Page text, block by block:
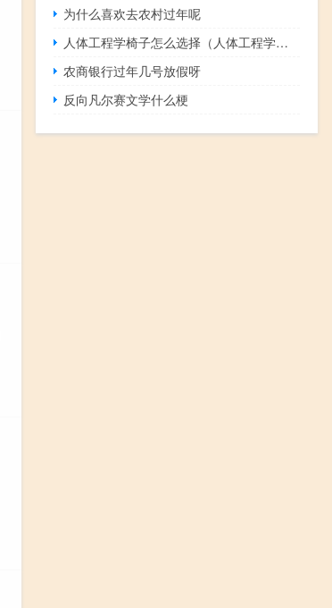
为什么喜欢去农村过年呢
人体工程学椅子怎么选择（人体工程学椅子）
农商银行过年几号放假呀
反向凡尔赛文学什么梗